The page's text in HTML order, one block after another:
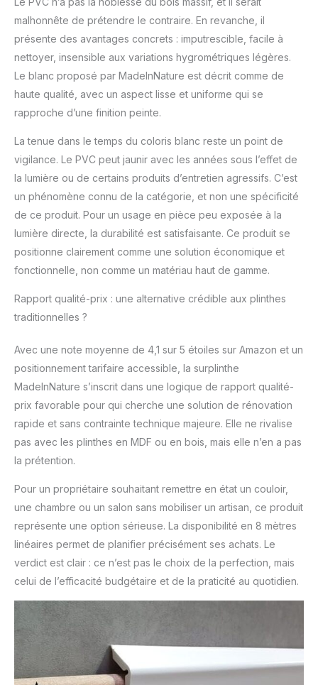
malhonnête de prétendre le contraire. En revanche, il
présente des avantages concrets : imputrescible, facile à
nettoyer, insensible aux variations hygrométriques légères.
Le blanc proposé par MadeInNature est décrit comme de
haute qualité, avec un aspect lisse et uniforme qui se
rapproche d’une finition peinte.
La tenue dans le temps du coloris blanc reste un point de
vigilance. Le PVC peut jaunir avec les années sous l’effet de
la lumière ou de certains produits d’entretien agressifs. C’est
un phénomène connu de la catégorie, et non une spécificité
de ce produit. Pour un usage en pièce peu exposée à la
lumière directe, la durabilité est satisfaisante. Ce produit se
positionne clairement comme une solution économique et
fonctionnelle, non comme un matériau haut de gamme.
Rapport qualité-prix : une alternative crédible aux plinthes
traditionnelles ?
Avec une note moyenne de 4,1 sur 5 étoiles sur Amazon et un
positionnement tarifaire accessible, la surplinthe
MadeInNature s’inscrit dans une logique de rapport qualité-
prix favorable pour qui cherche une solution de rénovation
rapide et sans contrainte technique majeure. Elle ne rivalise
pas avec les plinthes en MDF ou en bois, mais elle n’en a pas
la prétention.
Pour un propriétaire souhaitant remettre en état un couloir,
une chambre ou un salon sans mobiliser un artisan, ce produit
représente une option sérieuse. La disponibilité en 8 mètres
linéaires permet de planifier précisément ses achats. Le
verdict est clair : ce n’est pas le choix de la perfection, mais
celui de l’efficacité budgétaire et de la praticité au quotidien.